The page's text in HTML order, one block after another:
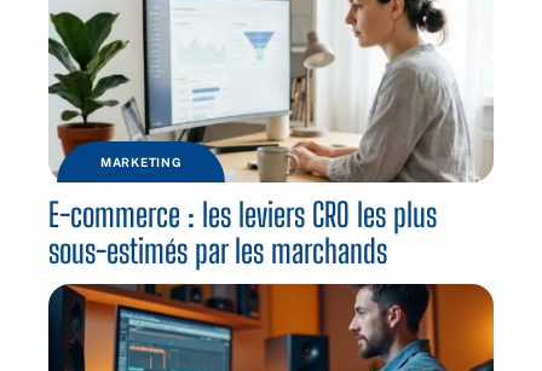
MARKETING
E-commerce : les leviers CRO les plus
sous-estimés par les marchands